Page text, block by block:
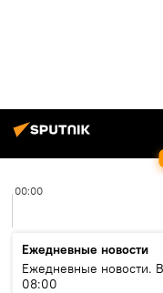
00:00
Ежедневные новости
Ежедневные новости.
08:00